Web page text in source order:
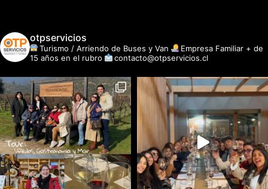
otpservicios
Turismo / Arriendo de Buses y Van
Empresa Familiar + de
15 años en el rubro
contacto@otpservicios.cl